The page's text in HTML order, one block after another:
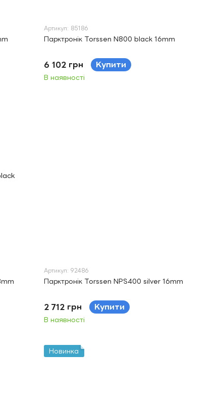
Артикул: 85186
Парктронік Torssen N800 black 16mm
6 102 грн Купити
В наявності
Артикул: 92486
Парктронік Torssen NPS400 silver 16mm
2 712 грн Купити
В наявності
Новинка